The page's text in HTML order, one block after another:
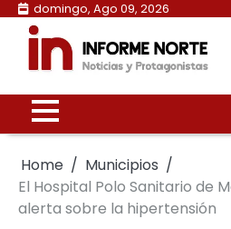
Skip
content
domingo, Ago 09, 2026
Home
Municipios
El Hospital Polo Sanitario de
alerta sobre la hipertensión